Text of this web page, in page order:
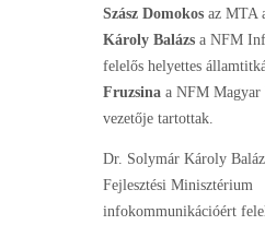
Szász Domokos az MTA
Károly Balázs a NFM
felelős helyettes
Fruzsina a NFM Magyar
vezetője tartottak.
Dr. Solymár Károly
Fejlesztési Minisztérium
infokommunikációért